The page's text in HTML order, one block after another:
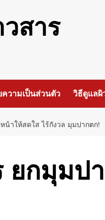
สาร
ความเป็นส่วนตัว วิธีดูแลผิ
น้าให้สดใส ไร้กังวล มุมปากตก!
ยกมุมป